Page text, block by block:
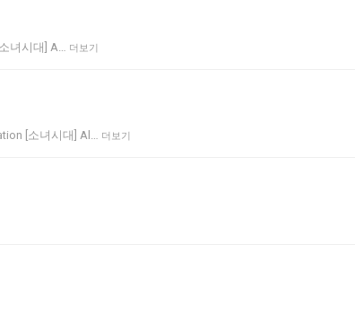
녀시대] A… 더보기
[소녀시대] Al… 더보기